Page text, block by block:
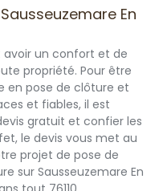
En
avoir un confort et de
propriété. Pour être
en pose de clôture et
et fiables, il est
gratuit et confier les
le devis vous met au
projet de pose de
sur Sausseuzemare En